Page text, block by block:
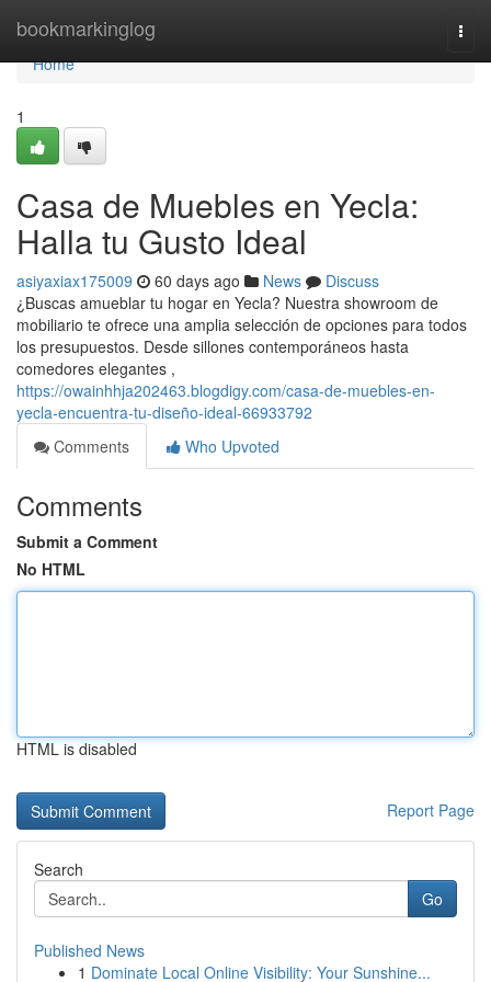
bookmarkinglog
Home
Home
1
Casa de Muebles en Yecla:
Halla tu Gusto Ideal
asiyaxiax175009 60 days ago News
Discuss
¿Buscas amueblar tu hogar en Yecla? Nuestra showroom de
mobiliario te ofrece una amplia selección de opciones para todos
los presupuestos. Desde sillones contemporáneos hasta
comedores elegantes ,
https://owainhhja202463.blogdigy.com/casa-de-muebles-en-
yecla-encuentra-tu-diseño-ideal-66933792
Comments
Who Upvoted
Comments
Submit a Comment
No HTML
HTML is disabled
Report Page
Search
Go
Published News
1 Dominate Local Online Visibility: Your Sunshine...